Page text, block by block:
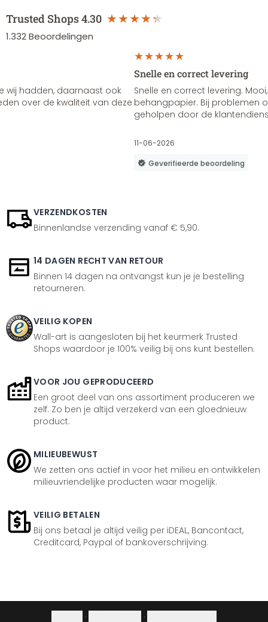
Trusted Shops4.30
1.332Beoordelingen
wij hadden, daarnaast ook
over de kwaliteit van deze
Snelle en correct levering
Snelle en correct levering.
behangpapier. Bij problemen
geholpen door de
11-06-2026
Geverifieerde beoordeling
VERZENDKOSTEN
Binnenlandse verzending vanaf € 5,90.
14 DAGEN RECHT VAN RETOUR
Binnen 14 dagen na ontvangst kun je je bestelling
retourneren.
VEILIG KOPEN
Wall-art is aangesloten bij het keurmerk Trusted
Shops waardoor je 100% veilig bij ons kunt bestellen.
VOOR JOU GEPRODUCEERD
Een groot deel van ons assortiment produceren we
zelf. Zo ben je altijd verzekerd van een gloednieuw
product.
MILIEUBEWUST
We zetten ons actief in voor het milieu en ontwikkelen
milieuvriendelijke producten waar mogelijk.
VEILIG BETALEN
Bij ons betaal je altijd veilig per iDEAL, Bancontact,
Creditcard, Paypal of bankoverschrijving.
· ·